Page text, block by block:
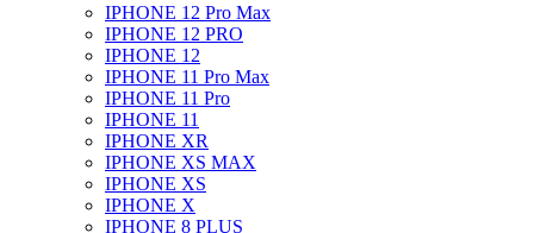
IPHONE 12 Pro Max
IPHONE 12 PRO
IPHONE 12
IPHONE 11 Pro Max
IPHONE 11 Pro
IPHONE 11
IPHONE XR
IPHONE XS MAX
IPHONE XS
IPHONE X
IPHONE 8 PLUS